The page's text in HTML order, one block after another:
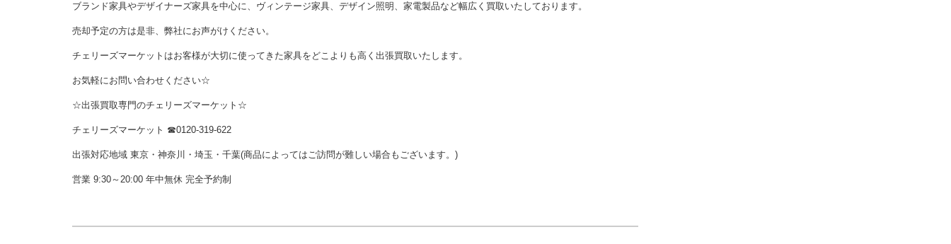
ブランド家具やデザイナーズ家具を中心に、ヴィンテージ家具、デザイン照明、家電製品など幅広く買取いたしております。
売却予定の方は是非、弊社にお声がけください。
チェリーズマーケットはお客様が大切に使ってきた家具をどこよりも高く出張買取いたします。
お気軽にお問い合わせください☆
☆出張買取専門のチェリーズマーケット☆
チェリーズマーケット ☎︎0120-319-622
出張対応地域 東京・神奈川・埼玉・千葉(商品によってはご訪問が難しい場合もございます。)
営業 9:30～20:00 年中無休 完全予約制